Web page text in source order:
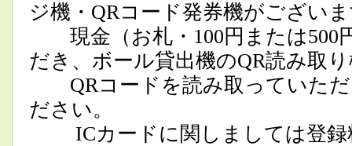
ジ機・QRコード発券機がござい
現金（お札・100円または500
だき、ボール貸出機のQR読み取
QRコードを読み取っていただ
ださい。
ICカードに関しましては登録